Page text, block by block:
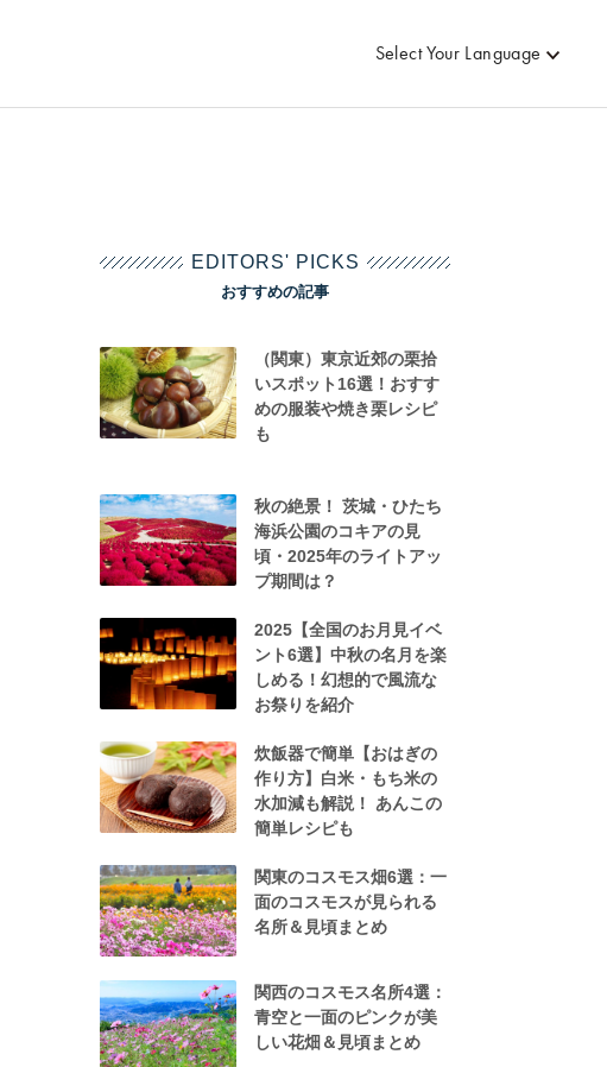
Select Your Language
EDITORS' PICKS
おすすめの記事
（関東）東京近郊の栗拾
いスポット16選！おすす
めの服装や焼き栗レシピ
も
秋の絶景！ 茨城・ひたち
海浜公園のコキアの見
頃・2025年のライトアッ
プ期間は？
2025【全国のお月見イベ
ント6選】中秋の名月を楽
しめる！幻想的で風流な
お祭りを紹介
炊飯器で簡単【おはぎの
作り方】白米・もち米の
水加減も解説！ あんこの
簡単レシピも
関東のコスモス畑6選：一
面のコスモスが見られる
名所＆見頃まとめ
関西のコスモス名所4選：
青空と一面のピンクが美
しい花畑＆見頃まとめ